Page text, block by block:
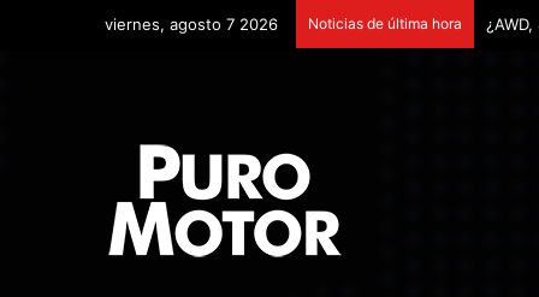
viernes, agosto 7 2026 Noticias de última hora